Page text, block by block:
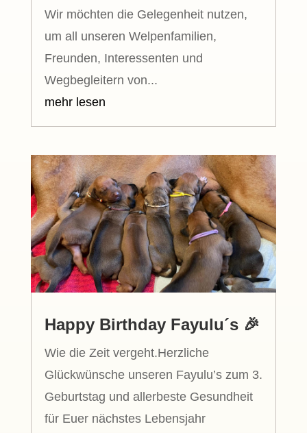
Wir möchten die Gelegenheit nutzen,
um all unseren Welpenfamilien,
Freunden, Interessenten und
Wegbegleitern von...
mehr lesen
Happy Birthday Fayulu´s 🎉
Wie die Zeit vergeht.Herzliche
Glückwünsche unseren Fayulu’s zum 3.
Geburtstag und allerbeste Gesundheit
für Euer nächstes Lebensjahr